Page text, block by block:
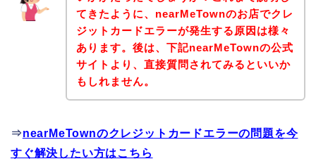
てきたように、nearMeTownのお店でクレ
ジットカードエラーが発生する原因は様々
あります。後は、下記nearMeTownの公式
サイトより、直接質問されてみるといいか
もしれません。
⇒nearMeTownのクレジットカードエラーの問題を今
すぐ解決したい方はこちら